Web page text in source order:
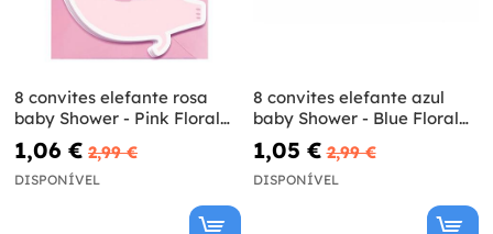
8 convites elefante rosa
baby Shower - Pink Floral
Elephant
1,06 € 2,99 €
DISPONÍVEL
8 convites elefante azul
baby Shower - Blue Floral
Elephant
1,05 € 2,99 €
DISPONÍVEL